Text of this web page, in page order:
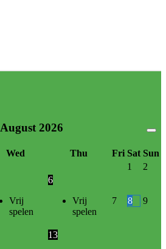
August 2026
Wed Thu Fri Sat Sun
1
2
Vrij
spelen
6
Vrij
spelen
7 8 9
13